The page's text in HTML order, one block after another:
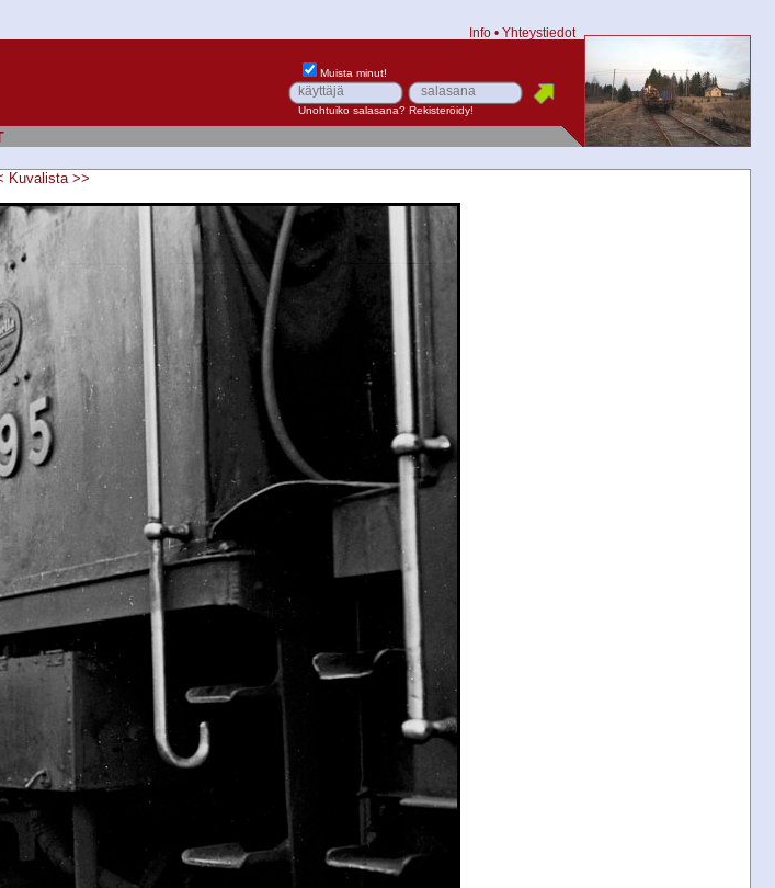
Info • Yhteystiedot
Muista minut!
Unohtuiko salasana? Rekisteröidy!
Kuvalista >>